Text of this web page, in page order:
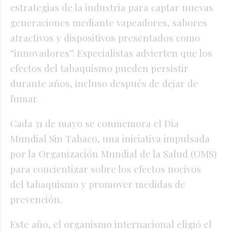
estrategias de la industria para captar nuevas
generaciones mediante vapeadores, sabores
atractivos y dispositivos presentados como
“innovadores”. Especialistas advierten que los
efectos del tabaquismo pueden persistir
durante años, incluso después de dejar de
fumar.
Cada 31 de mayo se conmemora el Día
Mundial Sin Tabaco, una iniciativa impulsada
por la Organización Mundial de la Salud (OMS)
para concientizar sobre los efectos nocivos
del tabaquismo y promover medidas de
prevención.
Este año, el organismo internacional eligió el